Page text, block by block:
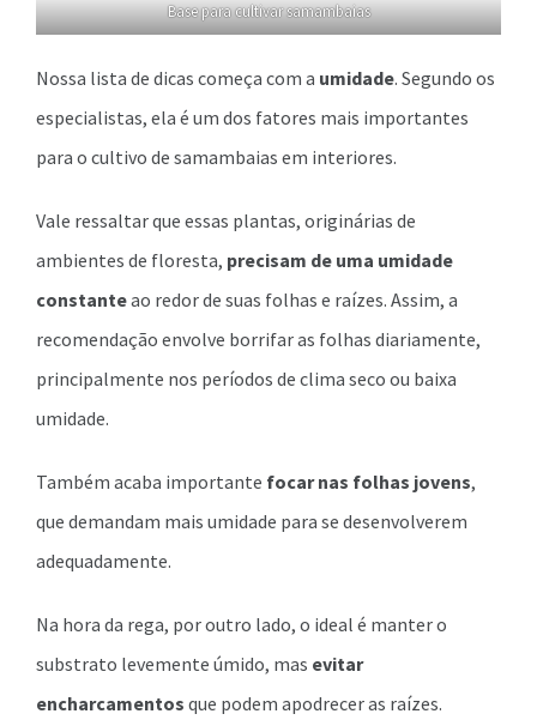
Base para cultivar samambaias
Nossa lista de dicas começa com a umidade. Segundo os
especialistas, ela é um dos fatores mais importantes
para o cultivo de samambaias em interiores.
Vale ressaltar que essas plantas, originárias de
ambientes de floresta, precisam de uma umidade
constanteao redor de suas folhas e raízes. Assim, a
recomendação envolve borrifar as folhas diariamente,
principalmente nos períodos de clima seco ou baixa
umidade.
Também acaba importante focar nas folhas jovens,
que demandam mais umidade para se desenvolverem
adequadamente.
Na hora da rega, por outro lado, o ideal é manter o
substrato levemente úmido, mas evitar
encharcamentos que podem apodrecer as raízes.